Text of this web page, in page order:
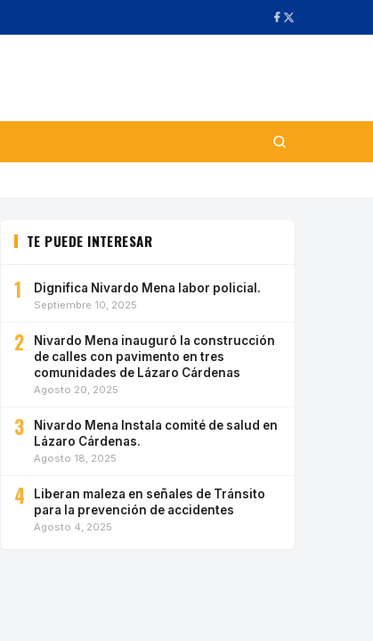
TE PUEDE INTERESAR
1 Dignifica Nivardo Mena labor policial.
Septiembre 10, 2025
2
Nivardo Mena inauguró la construcción
de calles con pavimento en tres
comunidades de Lázaro Cárdenas
Agosto 20, 2025
3
Nivardo Mena Instala comité de salud en
Lázaro Cárdenas.
Agosto 18, 2025
4
Liberan maleza en señales de Tránsito
para la prevención de accidentes
Agosto 4, 2025